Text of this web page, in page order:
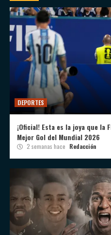
DEPORTES
¡Oficial! Esta es la joya que la
Mejor Gol del Mundial 2026
2 semanas hace Redacción